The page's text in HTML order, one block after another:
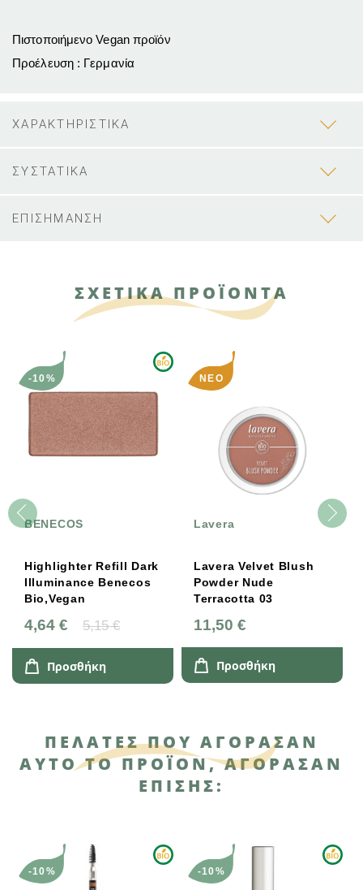
Πιστοποιήμενο Vegan προϊόν
Προέλευση : Γερμανία
ΧΑΡΑΚΤΗΡΙΣΤΙΚΑ
ΣΥΣΤΑΤΙΚΑ
ΕΠΙΣΗΜΑΝΣΗ
ΣΧΕΤΙΚΑ ΠΡΟΪΟΝΤΑ
BENECOS
Highlighter Refill Dark
Illuminance Benecos
Bio,Vegan
4,64 € 5,15 €
-10%
Προσθήκη
Lavera
Lavera Velvet Blush
Powder Nude
Terracotta 03
11,50 €
ΝΈΟ
Προσθήκη
ΠΕΛΆΤΕΣ ΠΟΥ ΑΓΌΡΑΣΑΝ
ΑΥΤΌ ΤΟ ΠΡΟΪΌΝ, ΑΓΌΡΑΣΑΝ
ΕΠΊΣΗΣ:
-10% -10%